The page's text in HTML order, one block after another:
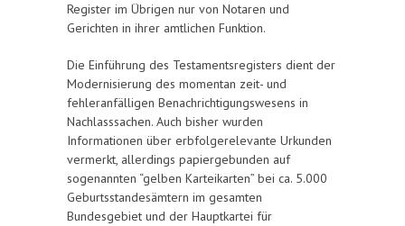
Register im Übrigen nur von Notaren und
Gerichten in ihrer amtlichen Funktion.
Die Einführung des Testamentsregisters dient der
Modernisierung des momentan zeit- und
fehleranfälligen Benachrichtigungswesens in
Nachlasssachen. Auch bisher wurden
Informationen über erbfolgerelevante Urkunden
vermerkt, allerdings papiergebunden auf
sogenannten “gelben Karteikarten” bei ca. 5.000
Geburtsstandesämtern im gesamten
Bundesgebiet und der Hauptkartei für